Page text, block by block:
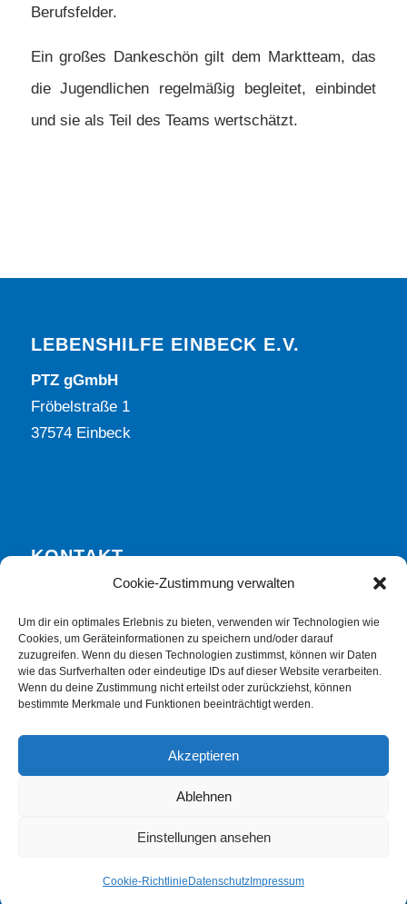
Cookie-Zustimmung verwalten
Um dir ein optimales Erlebnis zu bieten, verwenden wir Technologien wie
Cookies, um Geräteinformationen zu speichern und/oder darauf
zuzugreifen. Wenn du diesen Technologien zustimmst, können wir Daten
wie das Surfverhalten oder eindeutige IDs auf dieser Website verarbeiten.
Wenn du deine Zustimmung nicht erteilst oder zurückziehst, können
bestimmte Merkmale und Funktionen beeinträchtigt werden.
Akzeptieren
Ablehnen
Einstellungen ansehen
Cookie-Richtlinie Datenschutz Impressum
Berufsfelder.
Ein großes Dankeschön gilt dem Marktteam, das
die Jugendlichen regelmäßig begleitet, einbindet
und sie als Teil des Teams wertschätzt.
LEBENSHILFE EINBECK E.V.
PTZ gGmbH
Fröbelstraße 1
37574 Einbeck
KONTAKT
Tel. 05561 7571-700
E-Mail info@lebenshilfe-einbeck.de